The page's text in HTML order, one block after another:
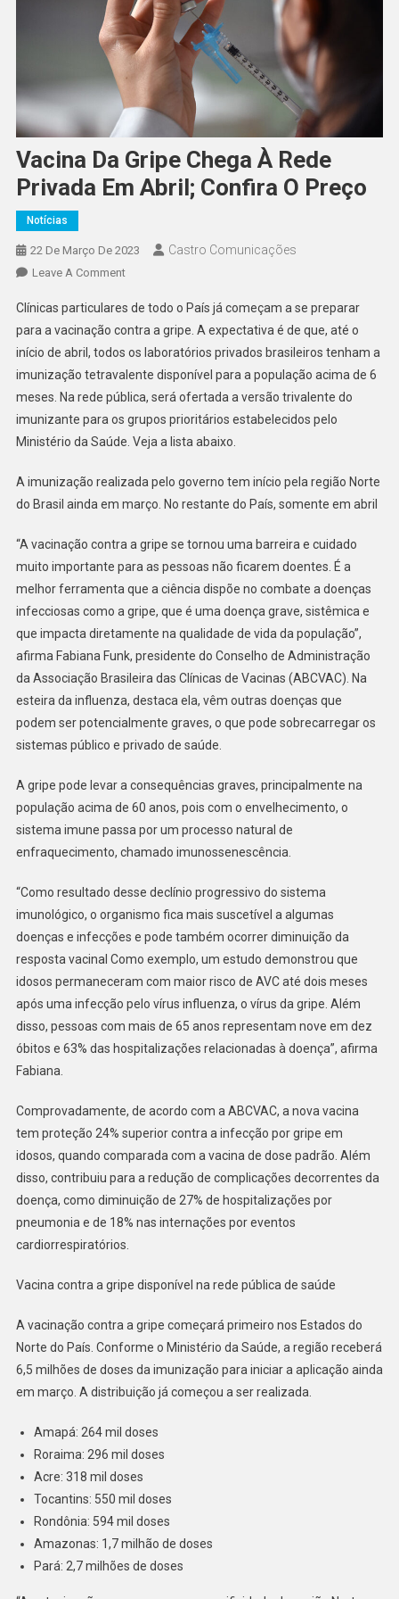
Vacina Da Gripe Chega À Rede
Privada Em Abril; Confira O Preço
Notícias
22 De Março De 2023 Castro Comunicações
Leave A Comment
Clínicas particulares de todo o País já começam a se preparar
para a vacinação contra a gripe. A expectativa é de que, até o
início de abril, todos os laboratórios privados brasileiros tenham a
imunização tetravalente disponível para a população acima de 6
meses. Na rede pública, será ofertada a versão trivalente do
imunizante para os grupos prioritários estabelecidos pelo
Ministério da Saúde. Veja a lista abaixo.
A imunização realizada pelo governo tem início pela região Norte
do Brasil ainda em março. No restante do País, somente em abril
“A vacinação contra a gripe se tornou uma barreira e cuidado
muito importante para as pessoas não ficarem doentes. É a
melhor ferramenta que a ciência dispõe no combate a doenças
infecciosas como a gripe, que é uma doença grave, sistêmica e
que impacta diretamente na qualidade de vida da população”,
afirma Fabiana Funk, presidente do Conselho de Administração
da Associação Brasileira das Clínicas de Vacinas (ABCVAC). Na
esteira da influenza, destaca ela, vêm outras doenças que
podem ser potencialmente graves, o que pode sobrecarregar os
sistemas público e privado de saúde.
A gripe pode levar a consequências graves, principalmente na
população acima de 60 anos, pois com o envelhecimento, o
sistema imune passa por um processo natural de
enfraquecimento, chamado imunossenescência.
“Como resultado desse declínio progressivo do sistema
imunológico, o organismo fica mais suscetível a algumas
doenças e infecções e pode também ocorrer diminuição da
resposta vacinal Como exemplo, um estudo demonstrou que
idosos permaneceram com maior risco de AVC até dois meses
após uma infecção pelo vírus influenza, o vírus da gripe. Além
disso, pessoas com mais de 65 anos representam nove em dez
óbitos e 63% das hospitalizações relacionadas à doença”, afirma
Fabiana.
Comprovadamente, de acordo com a ABCVAC, a nova vacina
tem proteção 24% superior contra a infecção por gripe em
idosos, quando comparada com a vacina de dose padrão. Além
disso, contribuiu para a redução de complicações decorrentes da
doença, como diminuição de 27% de hospitalizações por
pneumonia e de 18% nas internações por eventos
cardiorrespiratórios.
Vacina contra a gripe disponível na rede pública de saúde
A vacinação contra a gripe começará primeiro nos Estados do
Norte do País. Conforme o Ministério da Saúde, a região receberá
6,5 milhões de doses da imunização para iniciar a aplicação ainda
em março. A distribuição já começou a ser realizada.
Amapá: 264 mil doses
Roraima: 296 mil doses
Acre: 318 mil doses
Tocantins: 550 mil doses
Rondônia: 594 mil doses
Amazonas: 1,7 milhão de doses
Pará: 2,7 milhões de doses